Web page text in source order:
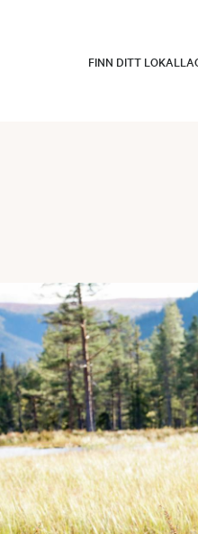
FINN DITT